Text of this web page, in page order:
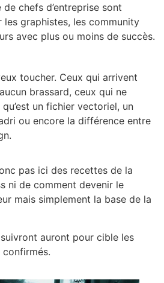
chefs d’entreprise sont
les graphistes, les community
avec plus ou moins de succès.
toucher. Ceux qui arrivent
brassard, ceux qui ne
un fichier vectoriel, un
ou encore la différence entre
pas ici des recettes de la
ni de comment devenir le
mais simplement la base de la
auront pour cible les